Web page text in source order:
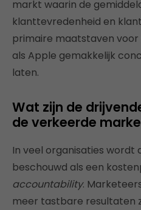
markt waarin de
klanttevredenheid en
primaire maatstaven voor
als Apple gemakkelijk
laten.
Wat zijn de
de verkeerde
In veel organisaties wordt
beschouwd als een
accountability.
meer tastbare resultaten